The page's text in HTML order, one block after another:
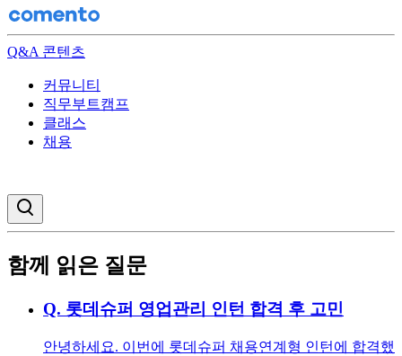
Q&A 콘텐츠
커뮤니티
직무부트캠프
클래스
채용
함께 읽은 질문
Q. 롯데슈퍼 영업관리 인턴 합격 후 고민
안녕하세요. 이번에 롯데슈퍼 채용연계형 인턴에 합격했